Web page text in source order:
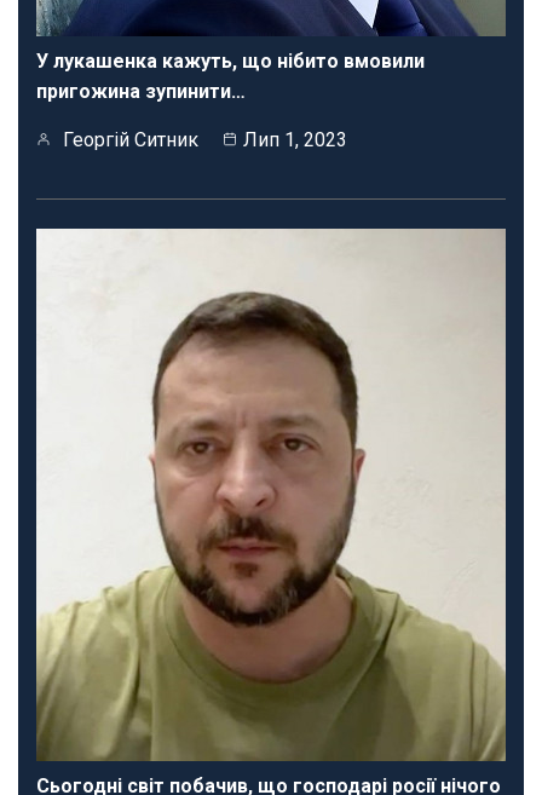
У лукашенка кажуть, що нібито вмовили
пригожина зупинити…
Георгій Ситник Лип 1, 2023
Сьогодні світ побачив, що господарі росії нічого